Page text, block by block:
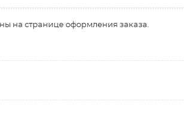
на странице оформления заказа.